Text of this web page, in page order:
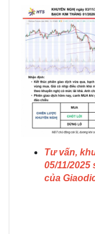
Tư vấn,
05/11/
của